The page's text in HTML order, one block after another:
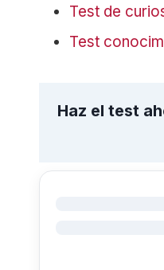
Test de
Test
Haz el test